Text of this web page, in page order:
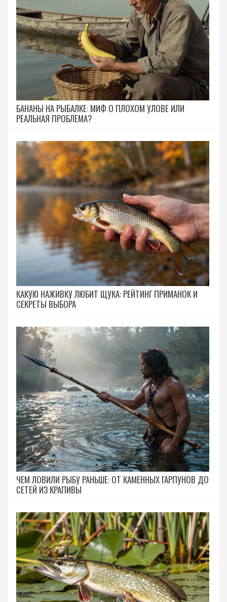
БАНАНЫ НА РЫБАЛКЕ: МИФ О ПЛОХОМ УЛОВЕ ИЛИ
РЕАЛЬНАЯ ПРОБЛЕМА?
КАКУЮ НАЖИВКУ ЛЮБИТ ЩУКА: РЕЙТИНГ ПРИМАНОК И
СЕКРЕТЫ ВЫБОРА
ЧЕМ ЛОВИЛИ РЫБУ РАНЬШЕ: ОТ КАМЕННЫХ ГАРПУНОВ ДО
СЕТЕЙ ИЗ КРАПИВЫ